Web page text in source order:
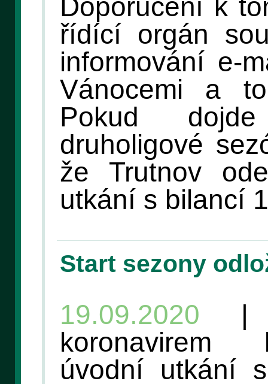
Doporučení k
řídící orgán
informování e-
Vánocemi a
Pokud
druholigové
že Trutnov
utkání s bilancí
Start sezony
19.09.2020 |
koronavirem
úvodní utkání